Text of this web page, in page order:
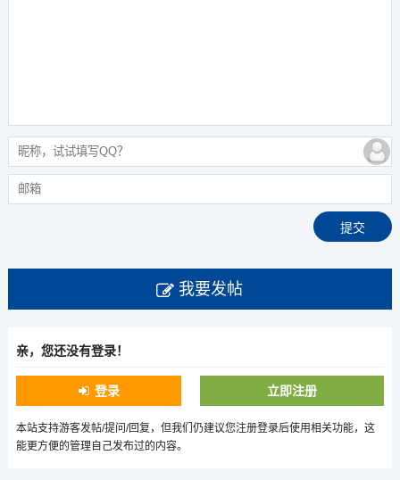
我要发帖
亲，您还没有登录！
登录 立即注册
本站支持游客发帖/提问/回复，但我们仍建议您注册登录后使用相关功能，这
能更方便的管理自己发布过的内容。